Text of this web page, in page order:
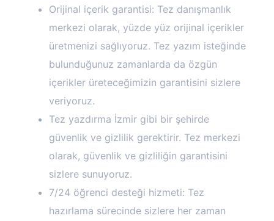
Orijinal içerik garantisi: Tez danışmanlık
merkezi olarak, yüzde yüz orijinal içerikler
üretmenizi sağlıyoruz. Tez yazım isteğinde
bulunduğunuz zamanlarda da özgün
içerikler üreteceğimizin garantisini sizlere
veriyoruz.
Tez yazdırma İzmir gibi bir şehirde
güvenlik ve gizlilik gerektirir. Tez merkezi
olarak, güvenlik ve gizliliğin garantisini
sizlere sunuyoruz.
7/24 öğrenci desteği hizmeti: Tez
hazırlama sürecinde sizlere her zaman